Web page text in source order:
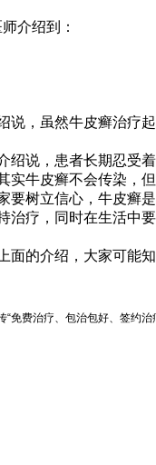
介绍到：
说，虽然牛皮癣治疗
绍说，患者长期忍受
实牛皮癣不会传染，
要树立信心，牛皮癣
治疗，同时在生活中
面的介绍，大家可能
免费治疗、包治包好、签约